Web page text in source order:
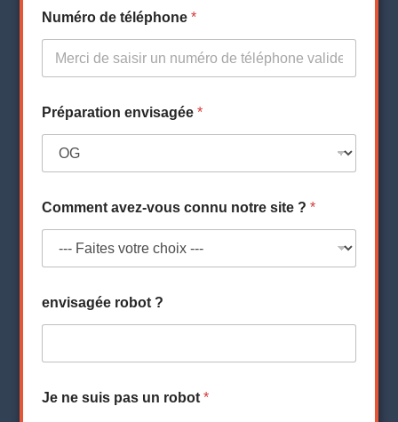
Numéro de téléphone*
Préparation envisagée*
Comment avez-vous connu notre site ?*
envisagée robot ?
Je ne suis pas un robot*